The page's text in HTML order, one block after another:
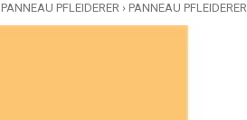
PANNEAU PFLEIDERER › PANNEAU PFLEIDERER